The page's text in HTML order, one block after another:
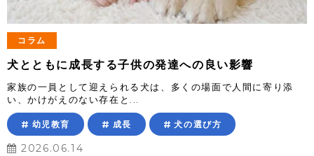
コラム
犬とともに成長する子供の発達への良い影響
家族の一員として迎えられる犬は、多くの場面で人間に寄り添
い、かけがえのない存在と...
幼児教育 成長 犬の選び方
2026.06.14